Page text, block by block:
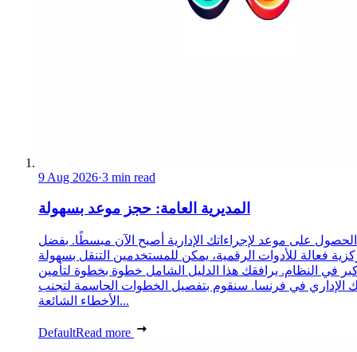
9 Aug 2026·3 min read
المديرية العامة: حجز موعد بسهولة
الحصول على موعد لإجراءاتك الإدارية أصبح الآن مبسطًا. بفضل
فعالة للأدوات الرقمية، يمكن للمستخدمين التنقل بسهولة
في النظام. يرافقك هذا الدليل الشامل خطوة بخطوة لتأمين
الإداري في فرنسا. سنقوم بتفصيل الخطوات الحاسمة لتجنب
الأخطاء الشائعة...
DefaultRead more